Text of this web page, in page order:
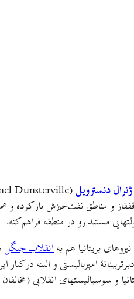
ژنرال دنسترویل
و مناطق نفت‌خیزش باز کرده و
مستبد رو در منطقه فراهم کنه.
بریتانیا هم بهانقلاب جنگل
امپریالیستی و البته
و سوسیالیستهای انقلابی